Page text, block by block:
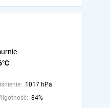
1017 hPa
84%